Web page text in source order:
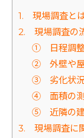
1. 現場調査と
2. 現場調査の
① 日程調
② 外壁や屋
③ 劣化状況
④ 面積の
⑤ 近隣の建
3. 現場調査に